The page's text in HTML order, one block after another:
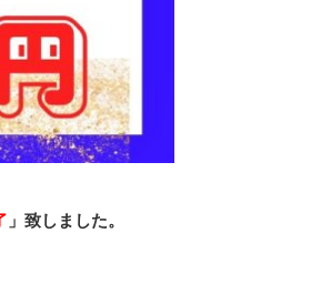
」致しました。